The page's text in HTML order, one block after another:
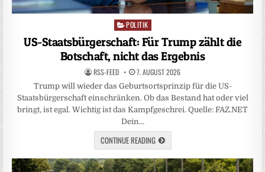
Posted
in
POLITIK
US-Staatsbürgerschaft: Für Trump zählt die
Botschaft, nicht das Ergebnis
RSS-FEED 7. AUGUST 2026
Trump will wieder das Geburtsortsprinzip für die US-
Staatsbürgerschaft einschränken. Ob das Bestand hat oder viel
bringt, ist egal. Wichtig ist das Kampfgeschrei. Quelle: FAZ.NET
Dein…
CONTINUE READING